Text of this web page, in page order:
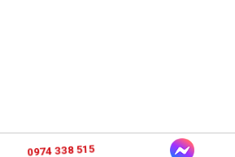
0974 338 515